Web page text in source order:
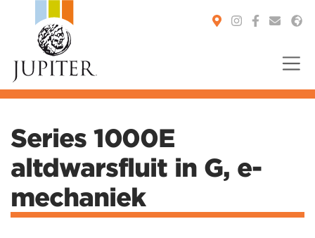
Series 1000E
altdwarsfluit in G, e-
mechaniek